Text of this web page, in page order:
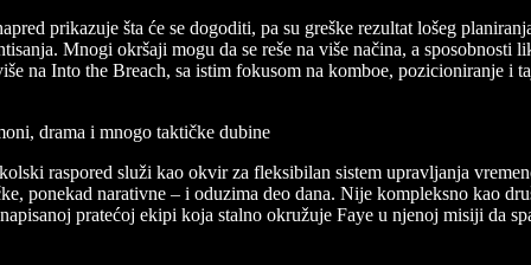
prikazuje šta će se dogoditi, pa su greške rezultat lošeg
Mnogi okršaji mogu da se reše na više načina, a
na Into the Breach, sa istim fokusom na komboe, pozicioniranje
raspored služi kao okvir za fleksibilan sistem upravljanja
ponekad narativne – i oduzima deo dana. Nije kompleksno kao
pratećoj ekipi koja stalno okružuje Faye u njenoj misiji da